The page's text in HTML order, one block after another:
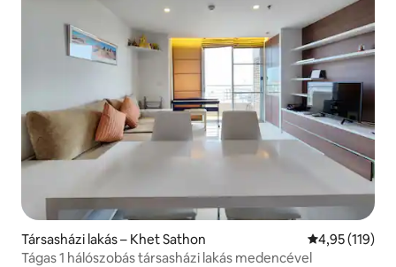
Társasházi lakás – Khet Sathon Átlagos
4,95 (119)
Tágas 1 hálószobás társasházi lakás medencével